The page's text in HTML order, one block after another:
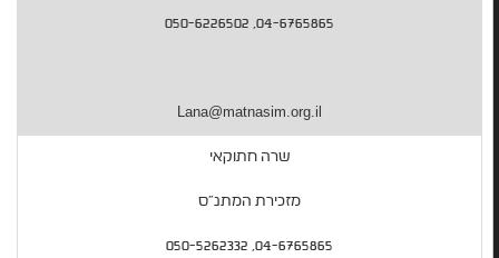
04-6765865, 050-6226502
Lana@matnasim.org.il
שרה חתוקאי
מזכירת המתנ"ס
04-6765865, 050-5262332